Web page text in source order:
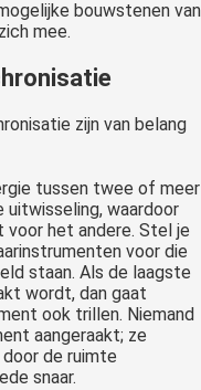
bouwstenen van
mee.
zijn van belang
tussen twee of meer
waardoor
het andere. Stel je
voor die
staan. Als de laagste
wordt, dan gaat
ook trillen. Niemand
aangeraakt; ze
de ruimte
snaar.